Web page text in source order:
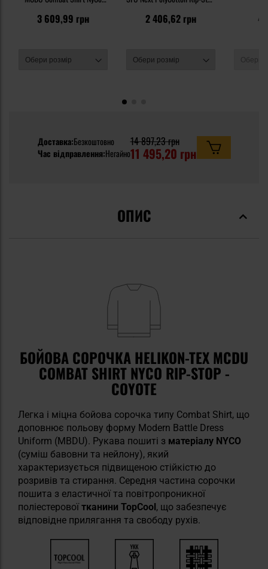
3 609,99 грн 2 406,62 грн
Доставка:Безкоштовно
Час відправлення:Негайно
14 897,23 грн
11 495,20 грн
ОПИС
БОЙОВА СОРОЧКА HELIKON-TEX MCDU
COMBAT SHIRT NYCO RIP-STOP -
COYOTE
Легка і міцна бойова сорочка типу Combat Shirt, що
доповнює польову форму Modern Battle Dress
Uniform (MBDU). Рукава пошиті з матеріалу NYCO
(суміш бавовни та нейлону), який
характеризується підвищеною стійкістю до
розривів та стирання. Середня частина сорочки
пошита з еластичної та повітропроникної
поліестеровоїтканини TopCool, що забезпечує
відповідне прилягання та свободу рухів.